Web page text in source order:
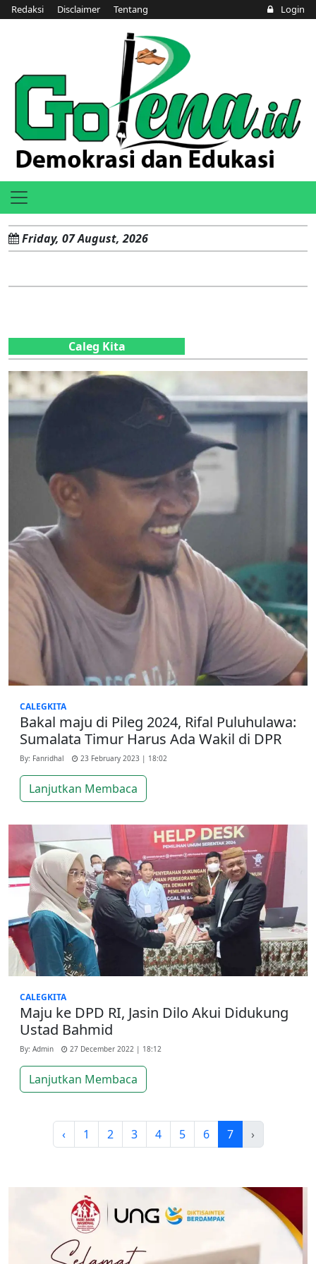
Redaksi Disclaimer Tentang Login
Friday, 07 August, 2026
Caleg Kita
CALEGKITA
Bakal maju di Pileg 2024, Rifal Puluhulawa:
Sumalata Timur Harus Ada Wakil di DPR
By: Fanridhal 23 February 2023 | 18:02
Lanjutkan Membaca
CALEGKITA
Maju ke DPD RI, Jasin Dilo Akui Didukung
Ustad Bahmid
By: Admin 27 December 2022 | 18:12
Lanjutkan Membaca
‹ 1 2 3 4 5 6 7 ›